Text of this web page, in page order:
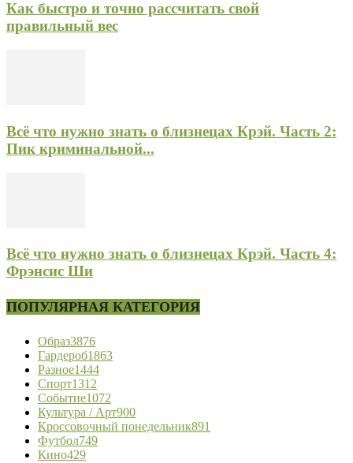
Как быстро и точно рассчитать свой
правильный вес
Всё что нужно знать о близнецах Крэй. Часть 2:
Пик криминальной...
Всё что нужно знать о близнецах Крэй. Часть 4:
Фрэнсис Ши
ПОПУЛЯРНАЯ КАТЕГОРИЯ
Образ3876
Гардероб1863
Разное1444
Спорт1312
Событие1072
Культура / Арт900
Кроссовочный понедельник891
Футбол749
Кино429